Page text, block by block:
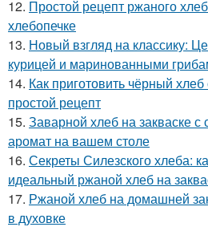
12. Простой рецепт ржаного
хлебопечке
13. Новый взгляд на классику:
курицей и маринованными
14. Как приготовить чёрный
простой рецепт
15. Заварной хлеб на закваске с
аромат на вашем столе
16. Секреты Силезского хлеба:
идеальный ржаной хлеб на
17. Ржаной хлеб на домашней
в духовке